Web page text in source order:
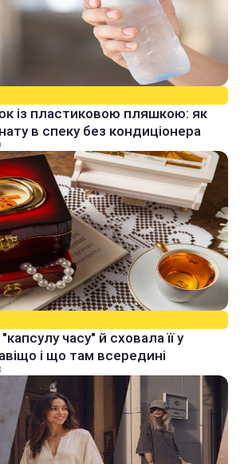
із пластиковою пляшкою: як
в спеку без кондиціонера
часу" й сховала її у
і що там всередині